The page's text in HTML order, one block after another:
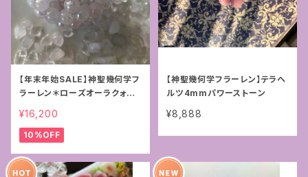
【年末年始SALE】神聖幾何学フ
ラーレン＊ローズオーラクォー
¥16,200
10%OFF
【神聖幾何学フラーレン】テラヘ
ルツ4mmパワーストーン
¥8,888